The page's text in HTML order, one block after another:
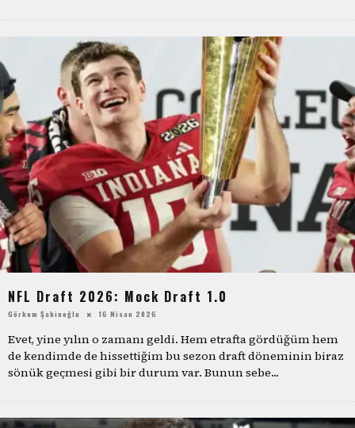
NFL Draft 2026: Mock Draft 1.0
Görkem Şahinoğlu 16 Nisan 2026
Evet, yine yılın o zamanı geldi. Hem etrafta gördüğüm hem
de kendimde de hissettiğim bu sezon draft döneminin biraz
sönük geçmesi gibi bir durum var. Bunun sebe...